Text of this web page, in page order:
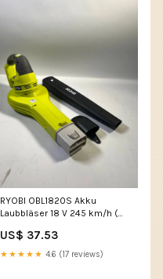
RYOBI OBL1820S Akku
Laubbläser 18 V 245 km/h (
Akku, ohne Ladegerät - Leicht
Gebraucht Translation
US$ 37.53
★★★★★ 4.6 (17 reviews)